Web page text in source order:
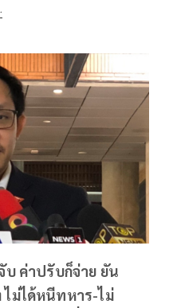
บ ค่าปรับก็จ่าย ยัน
ไม่ได้หนีทหาร-ไม่